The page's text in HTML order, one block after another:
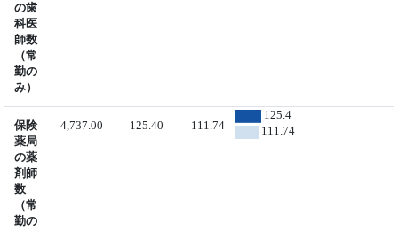
の歯
科医
師数
（常
勤の
み）
保険
薬局
の薬
剤師
数
（常
勤の
4,737.00 125.40 111.74
125.4
111.74